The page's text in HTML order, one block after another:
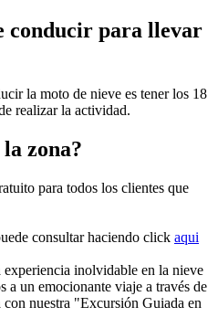
conducir para llevar
la moto de nieve es tener los 18
realizar la actividad.
zona?
para todos los clientes que
consultar haciendo click aqui
experiencia inolvidable en la nieve
a un emocionante viaje a través de
nuestra "Excursión Guiada en